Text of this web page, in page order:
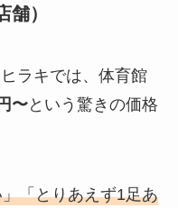
）
ラキでは、体育館
〜という驚きの価格
「とりあえず1足あ